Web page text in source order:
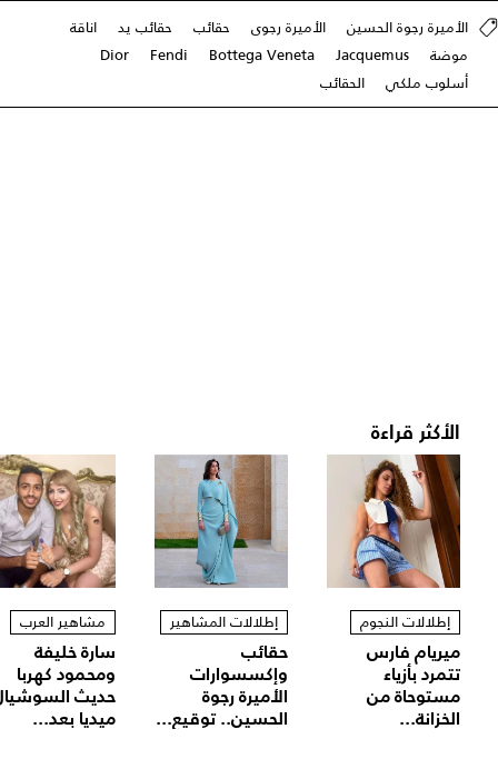
الأميرة رجوة الحسين الأميرة رجوى حقائب حقائب يد
اناقة
موضة
Jacquemus
Bottega Veneta
Fendi
Dior
أسلوب ملكي
الحقائب
الأكثر قراءة
إطلالات النجوم
ميريام فارس
تتمرد بأزياء
مستوحاة من
الخزانة...
إطلالات المشاهير
حقائب
وإكسسوارات
الأميرة رجوة
الحسين.. توقيع...
مشاهير العرب
سارة خليفة
ومحمود كهربا
حديث
ميديا بعد...